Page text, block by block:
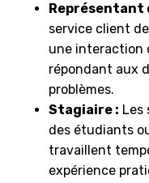
Représentant
service client
une interaction
répondant aux
problèmes.
Stagiaire : Les
des étudiants
travaillent
expérience